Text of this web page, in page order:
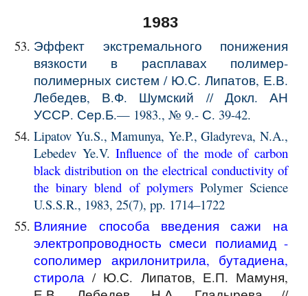
1983
Эффект экстремального понижения
вязкости в расплавах полимер-
полимерных систем / Ю.С. Липатов, Е.В.
Лебедев, В.Ф. Шумский // Докл. АН
УССР. Сер.Б.— 1983., № 9.- С. 39-42.
Lipatov Yu.S., Mamunya, Ye.P., Gladyreva, N.A.,
Lebedev Ye.V. Influence of the mode of carbon
black distribution on the electrical conductivity of
the binary blend of polymersPolymer Science
U.S.S.R., 1983, 25(7), pp. 1714–1722
Влияние способа введения сажи на
электропроводность смеси полиамид -
сополимер акрилонитрила, бутадиена,
стирола/ Ю.С. Липатов, Е.П. Мамуня,